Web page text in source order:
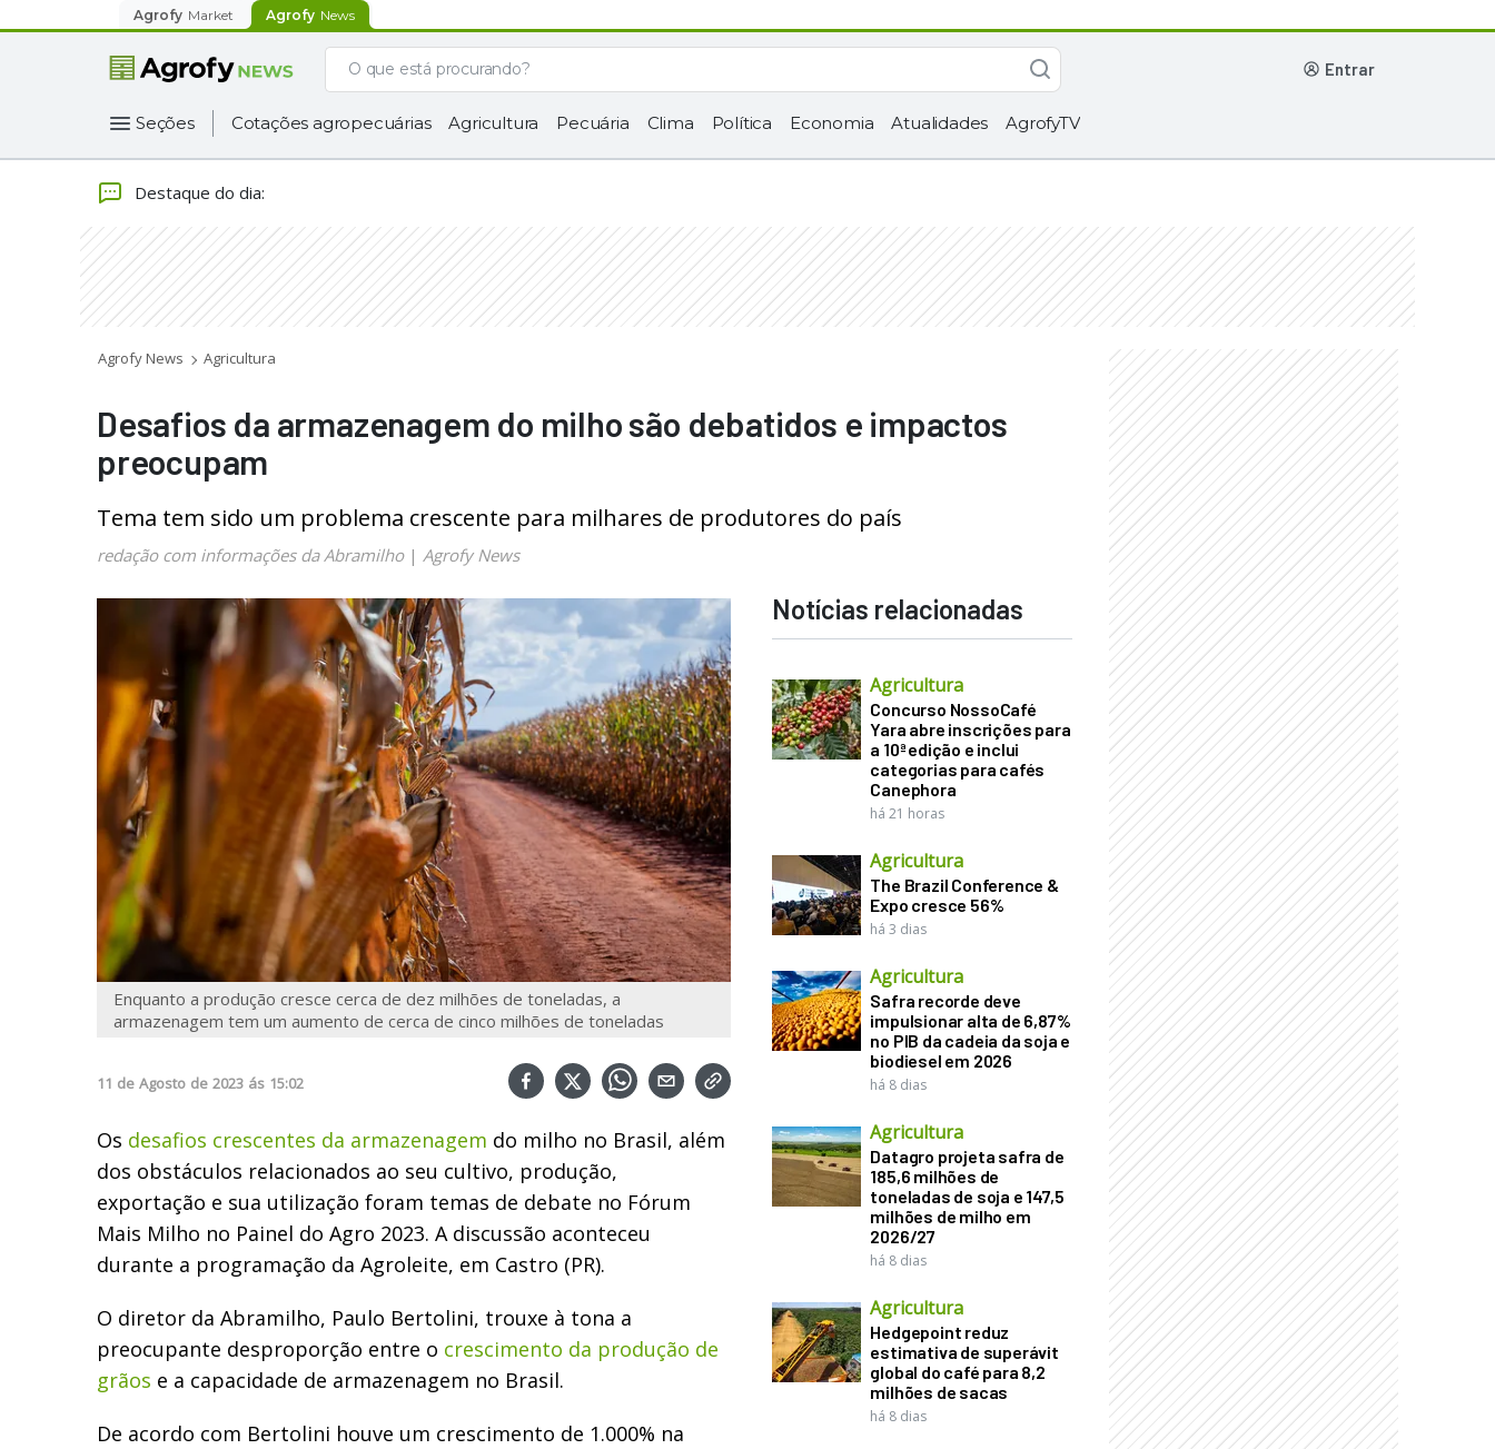
Agrofy Market Agrofy News
entrar
Seções Cotações agropecuárias Agricultura Pecuária Clima Política Economia Atualidades AgrofyTV
Destaque do dia:
Agrofy News Agricultura
Desafios da armazenagem do milho são debatidos e impactos
preocupam
Tema tem sido um problema crescente para milhares de produtores do país
redação com informações da Abramilho| Agrofy News
Enquanto a produção cresce cerca de dez milhões de toneladas, a
armazenagem tem um aumento de cerca de cinco milhões de toneladas
11 de Agosto de 2023 ás 15:02
Os desafios crescentes da armazenagem do milho no Brasil, além
dos obstáculos relacionados ao seu cultivo, produção,
exportação e sua utilização foram temas de debate no Fórum
Mais Milho no Painel do Agro 2023. A discussão aconteceu
durante a programação da Agroleite, em Castro (PR).
O diretor da Abramilho, Paulo Bertolini, trouxe à tona a
preocupante desproporção entre o crescimento da produção de
grãos e a capacidade de armazenagem no Brasil.
De acordo com Bertolini houve um crescimento de 1.000% na
Notícias relacionadas
Agricultura
Concurso NossoCafé
Yara abre inscrições para
a 10ª edição e inclui
categorias para cafés
Canephora
há 21 horas
Agricultura
The Brazil Conference &
Expo cresce 56%
há 3 dias
Agricultura
Safra recorde deve
impulsionar alta de 6,87%
no PIB da cadeia da soja e
biodiesel em 2026
há 8 dias
Agricultura
Datagro projeta safra de
185,6 milhões de
toneladas de soja e 147,5
milhões de milho em
2026/27
há 8 dias
Agricultura
Hedgepoint reduz
estimativa de superávit
global do café para 8,2
milhões de sacas
há 8 dias